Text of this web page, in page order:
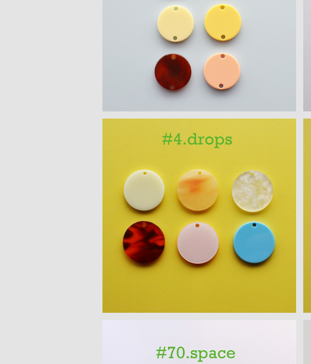
サークルモチーフ アクリルパーツ(M）６PC
¥200
サークルモチーフ アクリルパーツ(L）６PC
S
SOLD OUT